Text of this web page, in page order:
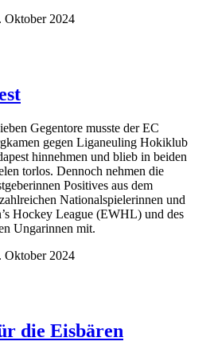
Oktober 2024
Gegentore musste der EC
gegen Liganeuling Hokiklub
hinnehmen und blieb in beiden
torlos. Dennoch nehmen die
Positives aus dem
Nationalspielerinnen und
Hockey League (EWHL) und des
Ungarinnen mit.
Oktober 2024
die Eisbären